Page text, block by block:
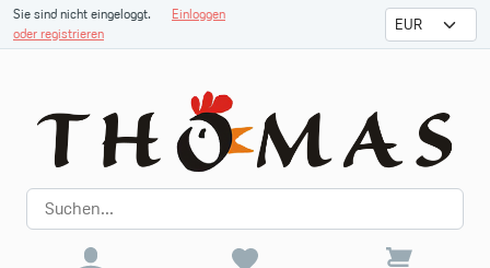
Sie sind nicht eingeloggt.
Einloggen
oder registrieren